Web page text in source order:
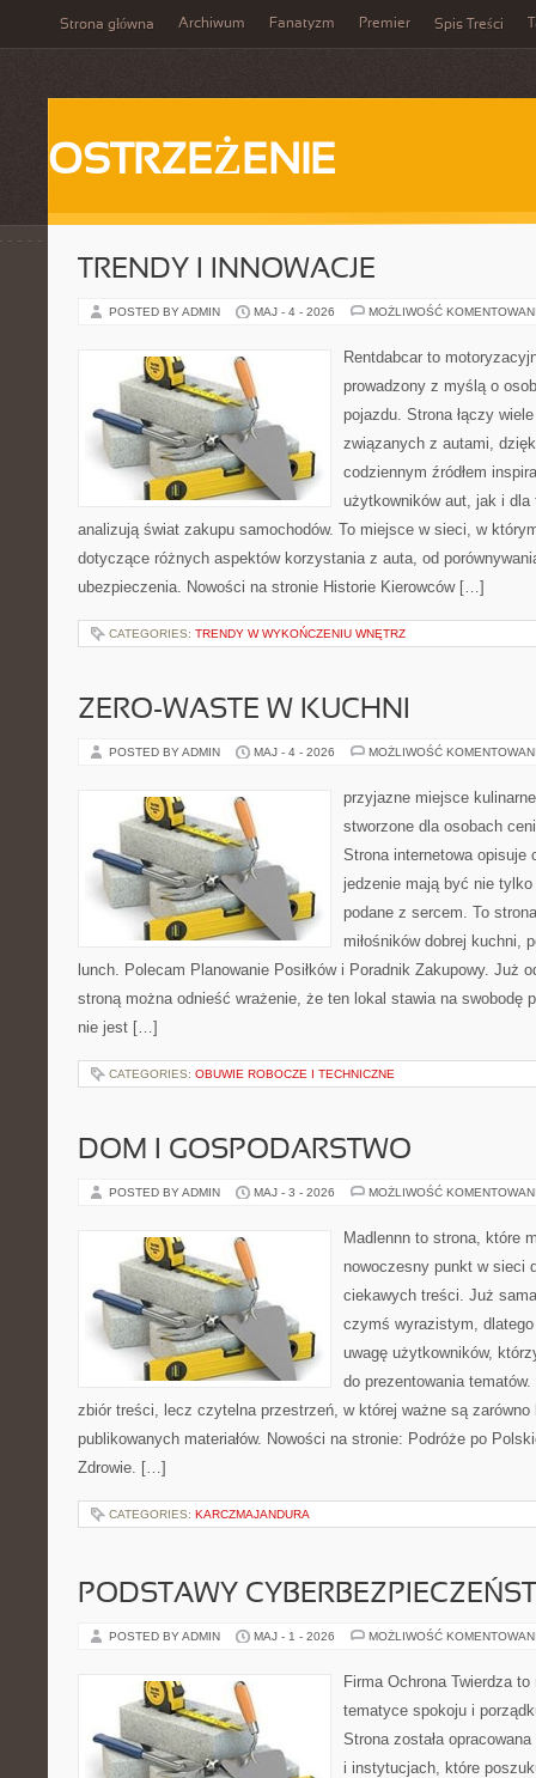
Strona główna Archiwum Fanatyzm Premier Spis Treści
OSTRZEŻENIE
TRENDY I INNOWACJE
POSTED BY ADMIN MAJ - 4 - 2026 MOŻLIWOŚĆ
Rentdabcar to
prowadzony z myślą o
pojazdu. Strona łączy
związanych z autami,
codziennym źródłem
użytkowników aut, jak i
analizują świat zakupu samochodów. To miejsce w sieci, w
dotyczące różnych aspektów korzystania z auta, od
ubezpieczenia. Nowości na stronie Historie Kierowców […]
CATEGORIES: TRENDY W WYKOŃCZENIU WNĘTRZ
ZERO-WASTE W KUCHNI
POSTED BY ADMIN MAJ - 4 - 2026 MOŻLIWOŚĆ
przyjazne miejsce
stworzone dla osobach
Strona internetowa opisuje
jedzenie mają być nie
podane z sercem. To
miłośników dobrej kuchni,
lunch. Polecam Planowanie Posiłków i Poradnik Zakupowy. Już
stroną można odnieść wrażenie, że ten lokal stawia na swobodę
nie jest […]
CATEGORIES: OBUWIE ROBOCZE I TECHNICZNE
DOM I GOSPODARSTWO
POSTED BY ADMIN MAJ - 3 - 2026 MOŻLIWOŚĆ
Madlennn to strona, które
nowoczesny punkt w sieci
ciekawych treści. Już
czymś wyrazistym,
uwagę użytkowników,
do prezentowania
zbiór treści, lecz czytelna przestrzeń, w której ważne są
publikowanych materiałów. Nowości na stronie: Podróże po
Zdrowie. […]
CATEGORIES: KARCZMAJANDURA
PODSTAWY
POSTED BY ADMIN MAJ - 1 - 2026 MOŻLIWOŚĆ
Firma Ochrona Twierdza
tematyce spokoju i
Strona została
i instytucjach, które